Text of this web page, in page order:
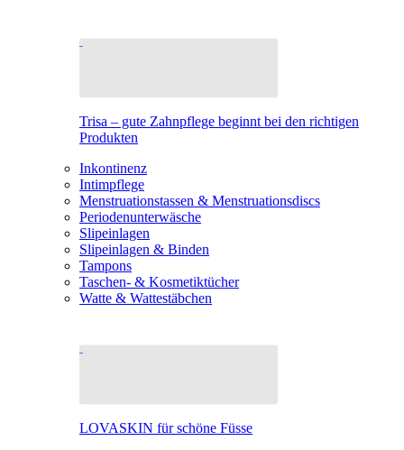
Trisa – gute Zahnpflege beginnt bei den richtigen
Produkten
Inkontinenz
Intimpflege
Menstruationstassen & Menstruationsdiscs
Periodenunterwäsche
Slipeinlagen
Slipeinlagen & Binden
Tampons
Taschen- & Kosmetiktücher
Watte & Wattestäbchen
LOVASKIN für schöne Füsse